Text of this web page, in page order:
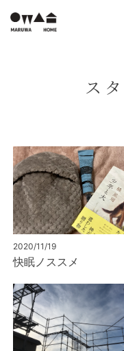
ス
2020/11/19
快眠ノススメ